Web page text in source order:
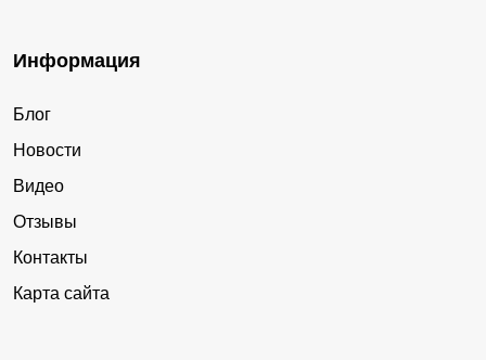
Информация
Блог
Новости
Видео
Отзывы
Контакты
Карта сайта